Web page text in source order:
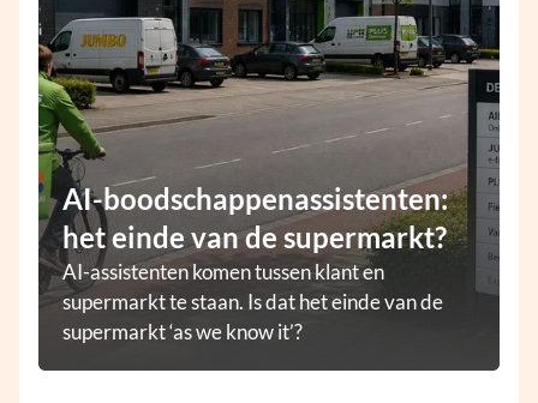
AI-boodschappenassistenten:
het einde van de supermarkt?
AI-assistenten komen tussen klant en
supermarkt te staan. Is dat het einde van de
supermarkt ‘as we know it’?